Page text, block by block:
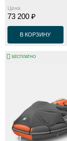
Цена
73 200 ₽
В КОРЗИНУ
БЕСПЛАТНО